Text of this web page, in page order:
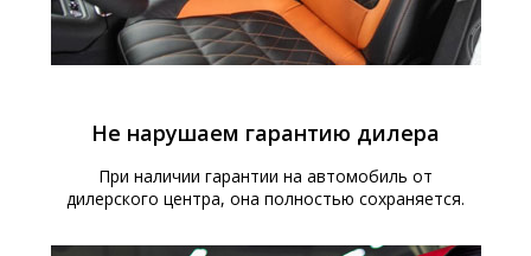
Не нарушаем гарантию дилера
При наличии гарантии на автомобиль от
дилерского центра, она полностью сохраняется.